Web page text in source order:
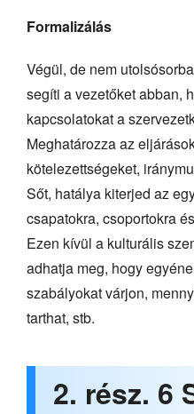
Formalizálás
Végül, de nem
segíti a vezetőket abban,
kapcsolatokat a
Meghatározza az
kötelezettségeket,
Sőt, hatálya kiterjed az
csapatokra, csoportokra
Ezen kívül a kulturális
adhatja meg, hogy
szabályokat várjon,
tarthat, stb.
2. rész. 6